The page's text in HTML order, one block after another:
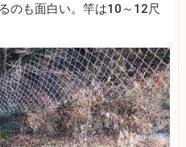
のも面白い。竿は10～12尺